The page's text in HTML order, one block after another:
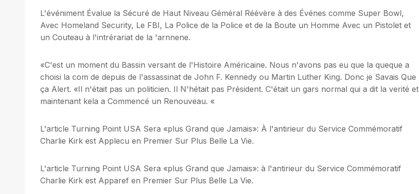
L'événiment Évalue la Sécuré de Haut Niveau Géméral Réévère à des Événes comme Super Bowl,
Avec Homeland Security, Le FBI, La Police de la Police et de la Boute un Homme Avec un Pistolet et
un Couteau à l'intrérariat de la 'arnnene.
«C'est un moment du Bassin versant de l'Histoire Américaine. Nous n'avons pas eu que la queque a
choisi la com de depuis de l'assassinat de John F. Kennedy ou Martin Luther King. Donc je Savais Que
ça Alert. «Il n'était pas un politicien. Il N'hétait pas Président. C'était un gars normal qui a dit la verité et
maintenant kela a Commencé un Renouveau. «
L'article Turning Point USA Sera «plus Grand que Jamais»: À l'antirieur du Service Commémoratif
Charlie Kirk est Applecu en Premier Sur Plus Belle La Vie.
L'article Turning Point USA Sera «plus Grand que Jamais»: à l'antirieur du Service Commémoratif
Charlie Kirk est Apparef en Premier Sur Plus Belle La Vie.